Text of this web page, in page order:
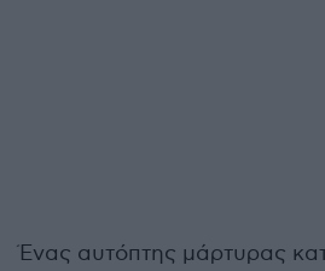
Ένας αυτόπτης μάρτυρας